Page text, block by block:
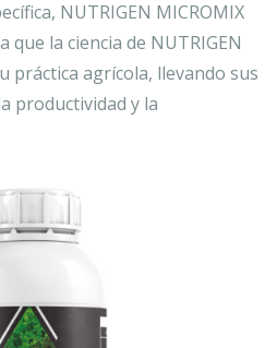
NUTRIGEN MICROMIX
que la ciencia de NUTRIGEN
práctica agrícola, llevando sus
productividad y la